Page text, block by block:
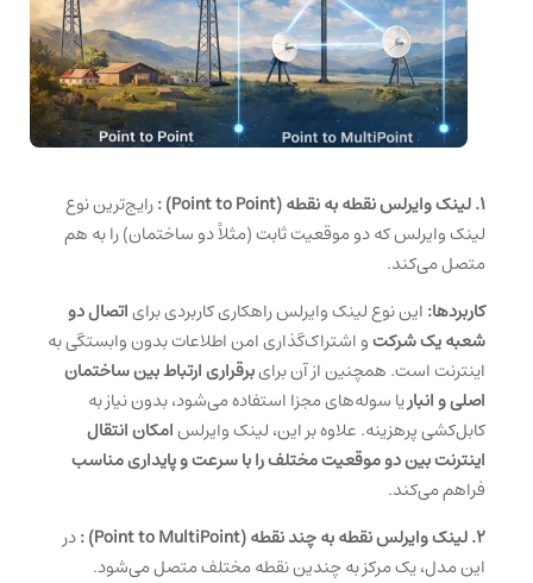
1. لینک وایرلس نقطه به نقطه (Point to Point) :
رایج‌ترین نوع
لینک وایرلس که دو موقعیت ثابت (مثلاً دو ساختمان) را به هم
متصل می‌کند.
کاربردها: این نوع لینک وایرلس راهکاری کاربردی برایاتصال دو
شعبه یک شرکتو اشتراک‌گذاری امن اطلاعات بدون وابستگی به
اینترنت است. همچنین از آن برایبرقراری ارتباط بین ساختمان
اصلی و انباریا سوله‌های مجزا استفاده می‌شود، بدون نیاز به
کابل‌کشی پرهزینه. علاوه بر این، لینک وایرلسامکان انتقال
اینترنت بین دو موقعیت مختلف را با سرعت و پایداری مناسب
فراهم می‌کند.
2. لینک وایرلس نقطه به چند نقطه (Point to MultiPoint) :
در
این مدل، یک مرکز به چندین نقطه مختلف متصل می‌شود.